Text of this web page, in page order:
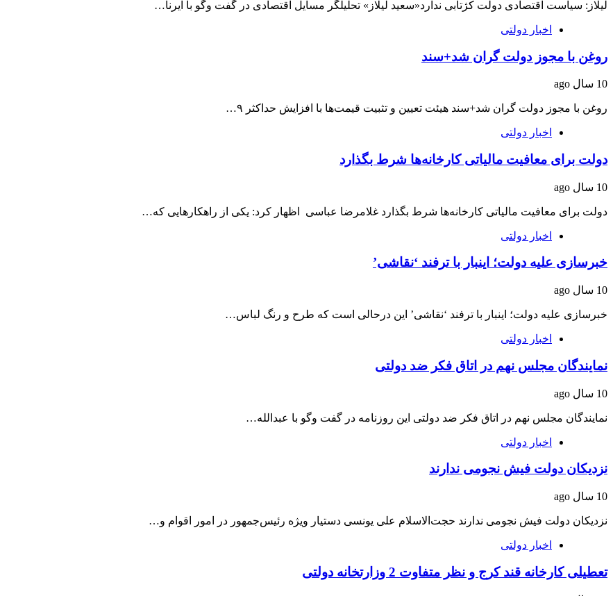
لیلاز: سیاست اقتصادی دولت کژتابی ندارد«سعید لیلاز» تحلیلگر مسایل اقتصادی در گفت وگو با ایرنا…
اخبار دولتی
روغن با مجوز دولت گران شد+سند
10 سال ago
روغن با مجوز دولت گران شد+سند هیئت تعیین و تثبیت قیمت‌ها با افزایش حداکثر ۹…
اخبار دولتی
دولت برای معافیت مالیاتی کارخانه‌ها شرط بگذارد
10 سال ago
دولت برای معافیت مالیاتی کارخانه‌ها شرط بگذارد غلامرضا عباسی اظهار کرد: یکی از راهکارهایی که…
اخبار دولتی
خبرسازی علیه دولت؛ اینبار با ترفند ‘نقاشی’
10 سال ago
خبرسازی علیه دولت؛ اینبار با ترفند ‘نقاشی’ این درحالی است که طرح و رنگ لباس…
اخبار دولتی
نمایندگان مجلس نهم در اتاق فکر ضد دولتی
10 سال ago
نمایندگان مجلس نهم در اتاق فکر ضد دولتی این روزنامه در گفت وگو با عبدالله…
اخبار دولتی
نزدیکان‌ دولت فیش‌ نجومی ندارند
10 سال ago
نزدیکان‌ دولت فیش‌ نجومی ندارند حجت‌الاسلام علی یونسی دستیار ویژه رئیس‌جمهور در امور اقوام و…
اخبار دولتی
تعطیلی کارخانه قند کرج و نظر متفاوت 2 وزارتخانه دولتی